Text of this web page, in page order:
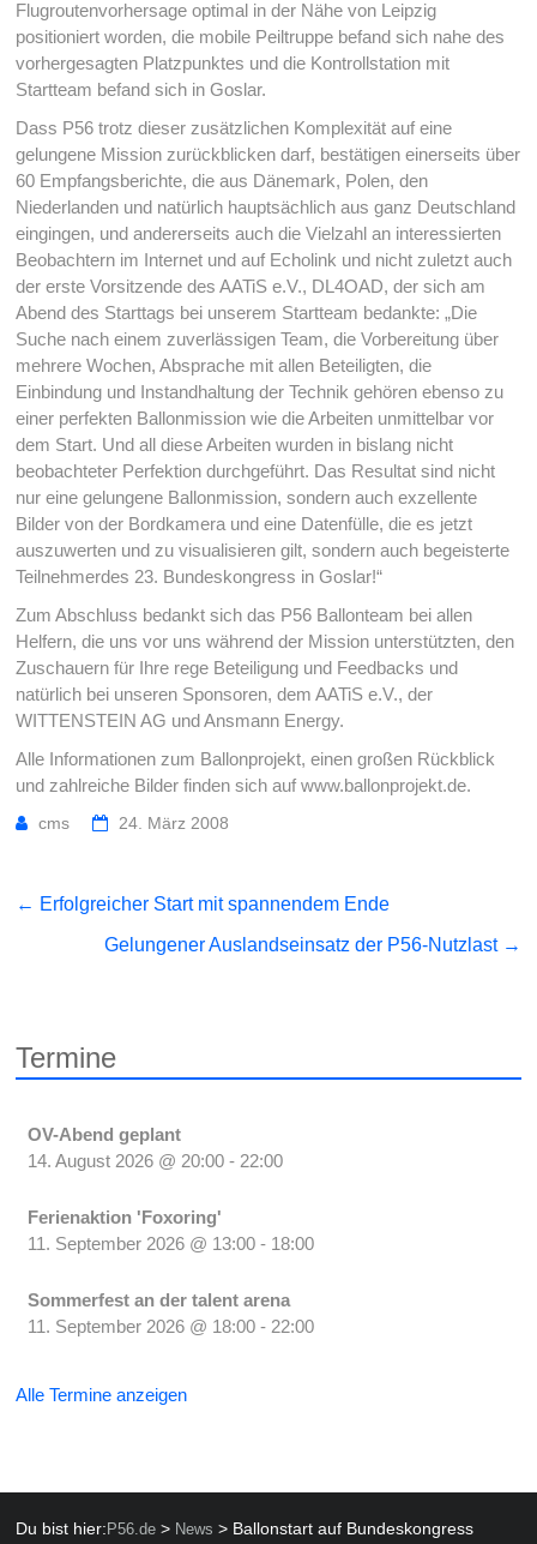
Flugroutenvorhersage optimal in der Nähe von Leipzig
positioniert worden, die mobile Peiltruppe befand sich nahe des
vorhergesagten Platzpunktes und die Kontrollstation mit
Startteam befand sich in Goslar.
Dass P56 trotz dieser zusätzlichen Komplexität auf eine
gelungene Mission zurückblicken darf, bestätigen einerseits über
60 Empfangsberichte, die aus Dänemark, Polen, den
Niederlanden und natürlich hauptsächlich aus ganz Deutschland
eingingen, und andererseits auch die Vielzahl an interessierten
Beobachtern im Internet und auf Echolink und nicht zuletzt auch
der erste Vorsitzende des AATiS e.V., DL4OAD, der sich am
Abend des Starttags bei unserem Startteam bedankte: „Die
Suche nach einem zuverlässigen Team, die Vorbereitung über
mehrere Wochen, Absprache mit allen Beteiligten, die
Einbindung und Instandhaltung der Technik gehören ebenso zu
einer perfekten Ballonmission wie die Arbeiten unmittelbar vor
dem Start. Und all diese Arbeiten wurden in bislang nicht
beobachteter Perfektion durchgeführt. Das Resultat sind nicht
nur eine gelungene Ballonmission, sondern auch exzellente
Bilder von der Bordkamera und eine Datenfülle, die es jetzt
auszuwerten und zu visualisieren gilt, sondern auch begeisterte
Teilnehmerdes 23. Bundeskongress in Goslar!“
Zum Abschluss bedankt sich das P56 Ballonteam bei allen
Helfern, die uns vor uns während der Mission unterstützten, den
Zuschauern für Ihre rege Beteiligung und Feedbacks und
natürlich bei unseren Sponsoren, dem AATiS e.V., der
WITTENSTEIN AG und Ansmann Energy.
Alle Informationen zum Ballonprojekt, einen großen Rückblick
und zahlreiche Bilder finden sich auf www.ballonprojekt.de.
cms 24. März 2008
← Erfolgreicher Start mit spannendem Ende
Gelungener Auslandseinsatz der P56-Nutzlast →
Termine
OV-Abend geplant
14. August 2026 @ 20:00 - 22:00
Ferienaktion 'Foxoring'
11. September 2026 @ 13:00 - 18:00
Sommerfest an der talent arena
11. September 2026 @ 18:00 - 22:00
Alle Termine anzeigen
Du bist hier:P56.de > News > Ballonstart auf Bundeskongress